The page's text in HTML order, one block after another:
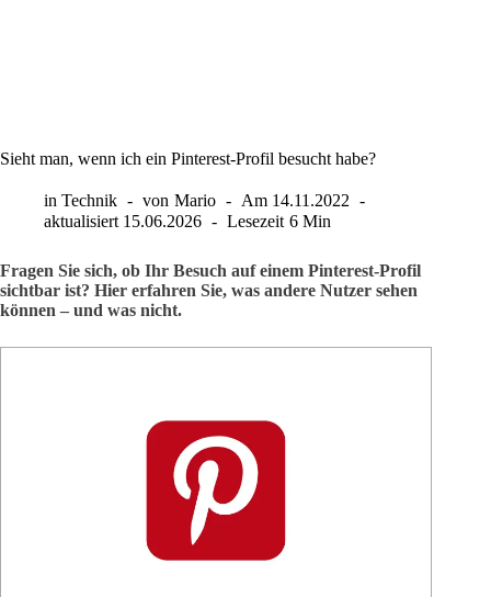
Sieht man, wenn ich ein Pinterest-Profil besucht habe?
in Technik von Mario Am 14.11.2022
aktualisiert 15.06.2026 Lesezeit 6 Min
Fragen Sie sich, ob Ihr Besuch auf einem Pinterest-Profil
sichtbar ist? Hier erfahren Sie, was andere Nutzer sehen
können – und was nicht.